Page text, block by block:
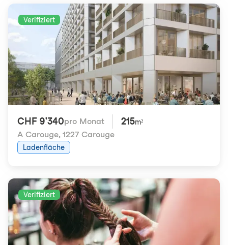
Verifiziert
CHF 9'340pro Monat 215m²
A Carouge, 1227 Carouge
Ladenfläche
Verifiziert